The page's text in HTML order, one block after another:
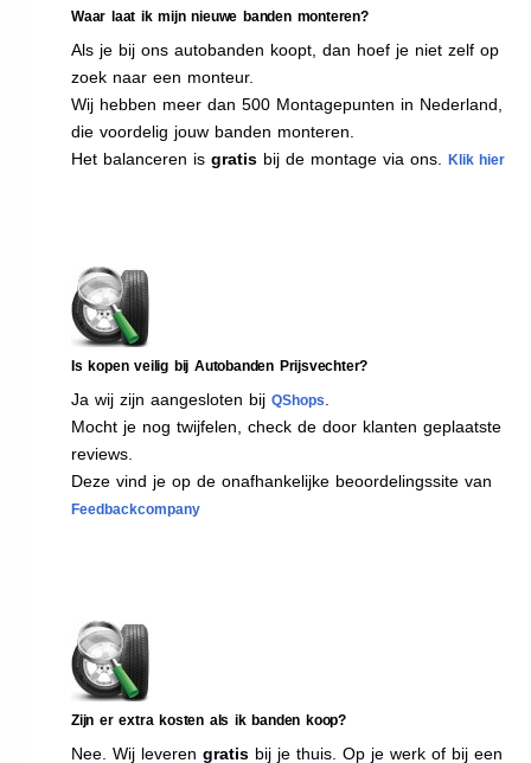
Waar laat ik mijn nieuwe banden monteren?
Als je bij ons autobanden koopt, dan hoef je niet zelf op
zoek naar een monteur.
Wij hebben meer dan 500 Montagepunten in Nederland,
die voordelig jouw banden monteren.
Het balanceren is gratis bij de montage via ons. Klik hier
Is kopen veilig bij Autobanden Prijsvechter?
Ja wij zijn aangesloten bij QShops
Mocht je nog twijfelen, check de door klanten geplaatste
reviews.
Deze vind je op de onafhankelijke beoordelingssite van
Feedbackcompany
Zijn er extra kosten als ik banden koop?
Nee. Wij leveren gratis bij je thuis. Op je werk of bij een